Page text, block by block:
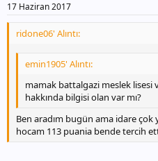
17 Haziran 2017
ridone06' Alıntı:
emin1905' Alıntı:
mamak battalgazi meslek lisesi
hakkında bilgisi olan var mı?
Ben aradım bugün ama idare
hocam 113 puania bende tercih